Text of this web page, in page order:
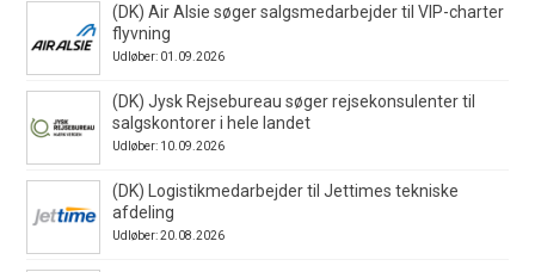
(DK) Air Alsie søger salgsmedarbejder til VIP-charter
flyvning
Udløber: 01.09.2026
(DK) Jysk Rejsebureau søger rejsekonsulenter til
salgskontorer i hele landet
Udløber: 10.09.2026
(DK) Logistikmedarbejder til Jettimes tekniske
afdeling
Udløber: 20.08.2026